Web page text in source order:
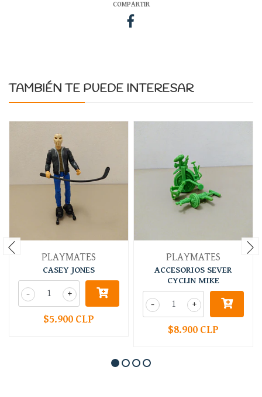
COMPARTIR
TAMBIÉN TE PUEDE INTERESAR
PLAYMATES
CASEY JONES
+
-
$5.900 CLP
PLAYMATES
ACCESORIOS SEVER
CYCLIN MIKE
+
-
$8.900 CLP